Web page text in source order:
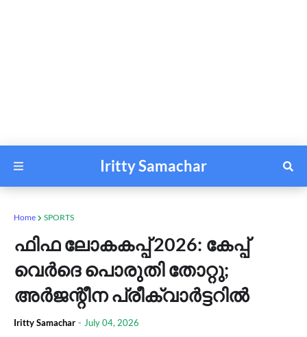
Iritty Samachar
Home SPORTS
ഫിഫ ലോകകപ്പ് 2026: കേപ്പ്
വെർദെ പൊരുതി തോറ്റു;
അർജന്റീന പ്രീക്വാർട്ടറിൽ
Iritty Samachar - July 04, 2026